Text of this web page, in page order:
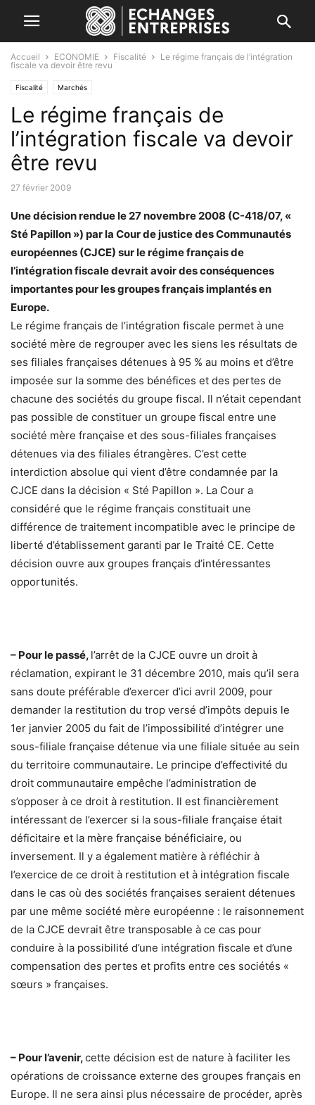
Accueil ECONOMIE Fiscalité
Le régime français de l’intégration
fiscale va devoir être revu
Fiscalité Marchés
Le régime français de
l’intégration fiscale va devoir
être revu
27 février 2009
Une décision rendue le 27 novembre 2008 (C-418/07, «
Sté Papillon ») par la Cour de justice des Communautés
européennes (CJCE) sur le régime français de
l’intégration fiscale devrait avoir des conséquences
importantes pour les groupes français implantés en
Europe.
Le régime français de l’intégration fiscale permet à une
société mère de regrouper avec les siens les résultats de
ses filiales françaises détenues à 95 % au moins et d’être
imposée sur la somme des bénéfices et des pertes de
chacune des sociétés du groupe fiscal. Il n’était cependant
pas possible de constituer un groupe fiscal entre une
société mère française et des sous-filiales françaises
détenues via des filiales étrangères. C’est cette
interdiction absolue qui vient d’être condamnée par la
CJCE dans la décision « Sté Papillon ». La Cour a
considéré que le régime français constituait une
différence de traitement incompatible avec le principe de
liberté d’établissement garanti par le Traité CE. Cette
décision ouvre aux groupes français d’intéressantes
opportunités.
– Pour le passé, l’arrêt de la CJCE ouvre un droit à
réclamation, expirant le 31 décembre 2010, mais qu’il sera
sans doute préférable d’exercer d’ici avril 2009, pour
demander la restitution du trop versé d’impôts depuis le
1er janvier 2005 du fait de l’impossibilité d’intégrer une
sous-filiale française détenue via une filiale située au sein
du territoire communautaire. Le principe d’effectivité du
droit communautaire empêche l’administration de
s’opposer à ce droit à restitution. Il est financièrement
intéressant de l’exercer si la sous-filiale française était
déficitaire et la mère française bénéficiaire, ou
inversement. Il y a également matière à réfléchir à
l’exercice de ce droit à restitution et à intégration fiscale
dans le cas où des sociétés françaises seraient détenues
par une même société mère européenne : le raisonnement
de la CJCE devrait être transposable à ce cas pour
conduire à la possibilité d’une intégration fiscale et d’une
compensation des pertes et profits entre ces sociétés «
sœurs » françaises.
– Pour l’avenir,cette décision est de nature à faciliter les
opérations de croissance externe des groupes français en
Europe. Il ne sera ainsi plus nécessaire de procéder, après